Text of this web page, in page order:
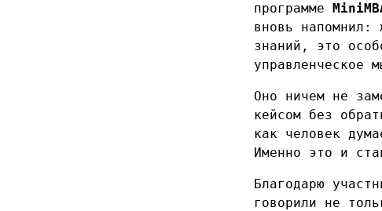
программе
вновь напомнил:
знаний, это
управленческое
Оно ничем не
кейсом без
как человек
Именно это и
Благодарю
говорили не